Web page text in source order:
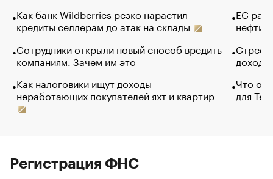
Как банк Wildberries резко нарастил
кредиты селлерам до атак на склады
Сотрудники открыли новый способ вредить
компаниям. Зачем им это
Как налоговики ищут доходы
неработающих покупателей яхт и квартир
ЕС
нефти
Что
для
Регистрация ФНС